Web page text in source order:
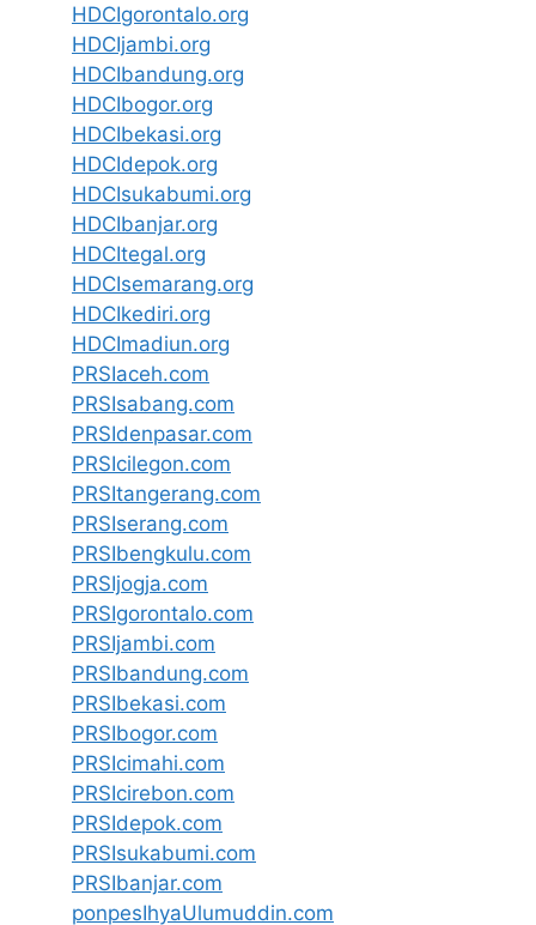
HDCIgorontalo.org
HDCIjambi.org
HDCIbandung.org
HDCIbogor.org
HDCIbekasi.org
HDCIdepok.org
HDCIsukabumi.org
HDCIbanjar.org
HDCItegal.org
HDCIsemarang.org
HDCIkediri.org
HDCImadiun.org
PRSIaceh.com
PRSIsabang.com
PRSIdenpasar.com
PRSIcilegon.com
PRSItangerang.com
PRSIserang.com
PRSIbengkulu.com
PRSIjogja.com
PRSIgorontalo.com
PRSIjambi.com
PRSIbandung.com
PRSIbekasi.com
PRSIbogor.com
PRSIcimahi.com
PRSIcirebon.com
PRSIdepok.com
PRSIsukabumi.com
PRSIbanjar.com
ponpesIhyaUlumuddin.com